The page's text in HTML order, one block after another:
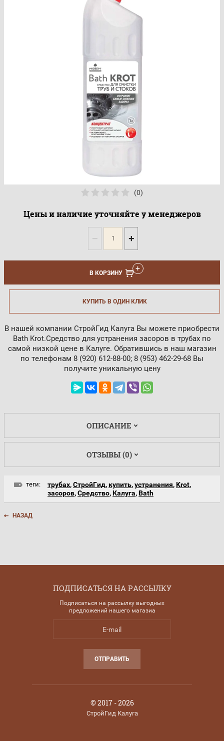
(0)
Цены и наличие уточняйте у менеджеров
− +
В КОРЗИНУ
КУПИТЬ В ОДИН КЛИК
В нашей компании СтройГид Калуга Вы можете приобрести
Bath Krot.Средство для устранения засоров в трубах по
самой низкой цене в Калуге. Обратившись в наш магазин
по телефонам 8 (920) 612-88-00; 8 (953) 462-29-68 Вы
получите уникальную цену
ОПИСАНИЕ
ОТЗЫВЫ (0)
теги: трубах,СтройГид,купить,устранения,Krot,
засоров,Средство, Калуга,Bath
НАЗАД
ПОДПИСАТЬСЯ НА РАССЫЛКУ
Подписаться на рассылку выгодных
предложений нашего магазиа
ОТПРАВИТЬ
© 2017 - 2026
СтройГид Калуга